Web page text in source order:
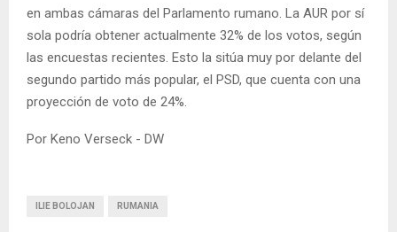
en ambas cámaras del Parlamento rumano. La AUR por sí
sola podría obtener actualmente 32% de los votos, según
las encuestas recientes. Esto la sitúa muy por delante del
segundo partido más popular, el PSD, que cuenta con una
proyección de voto de 24%.
Por Keno Verseck - DW
ILIE BOLOJAN RUMANIA